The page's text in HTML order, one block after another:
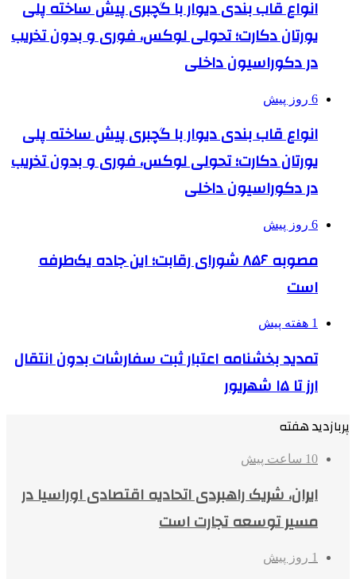
انواع قاب بندی دیوار با گچبری پیش ساخته پلی
یورتان دکارت؛ تحولی لوکس، فوری و بدون تخریب
در دکوراسیون داخلی
6 روز پیش
انواع قاب بندی دیوار با گچبری پیش ساخته پلی
یورتان دکارت؛ تحولی لوکس، فوری و بدون تخریب
در دکوراسیون داخلی
6 روز پیش
مصوبه ۸۵۶ شورای رقابت؛ این جاده یک‌طرفه
است
1 هفته پیش
تمدید بخشنامه اعتبار ثبت سفارشات بدون انتقال
ارز تا ۱۵ شهریور
پربازدید هفته
10 ساعت پیش
ایران، شریک راهبردی اتحادیه اقتصادی اوراسیا در
مسیر توسعه تجارت است
1 روز پیش